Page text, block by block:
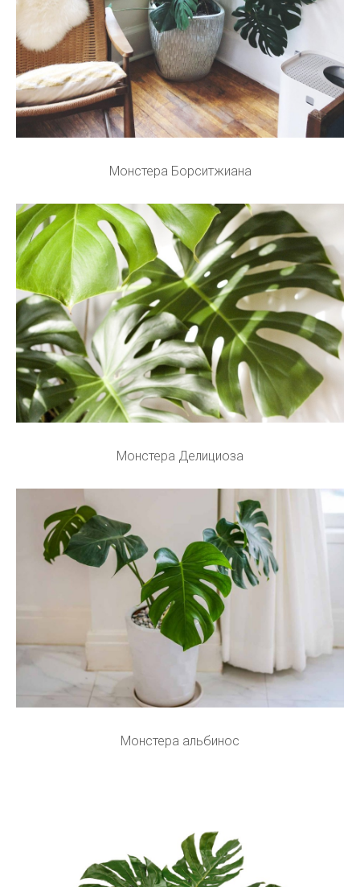
Монстера Борситжиана
Монстера Делициоза
Монстера альбинос